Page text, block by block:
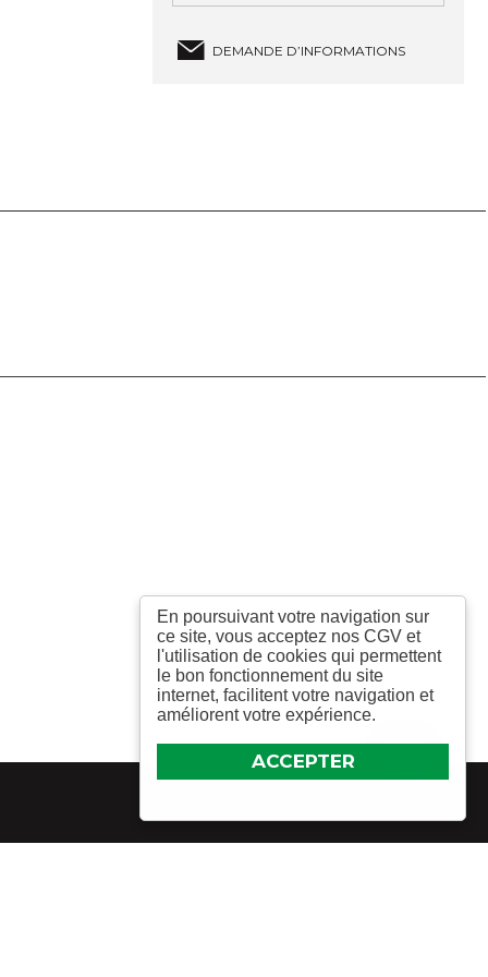
ACCEPTER
En poursuivant votre navigation sur
ce site, vous acceptez nos CGV et
l'utilisation de cookies qui permettent
le bon fonctionnement du site
internet, facilitent votre navigation et
améliorent votre expérience.
DEMANDE D’INFORMATIONS